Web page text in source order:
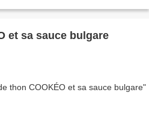
et sa sauce bulgare